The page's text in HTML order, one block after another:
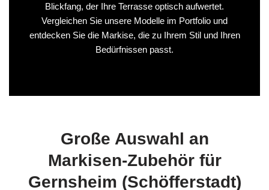
Blickfang, der Ihre Terrasse optisch aufwertet.
Vergleichen Sie unsere Modelle im Portfolio und
entdecken Sie die Markise, die zu Ihrem Stil und Ihren
Bedürfnissen passt.
Große Auswahl an
Markisen‑Zubehör für
Gernsheim (Schöfferstadt)